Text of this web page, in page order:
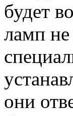
будет
ламп не
они